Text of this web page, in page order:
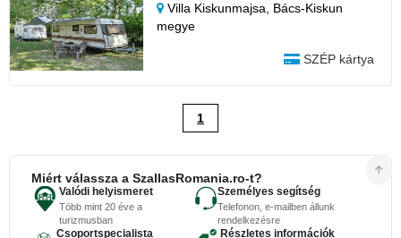
Villa Kiskunmajsa, Bács-Kiskun
megye
SZÉP kártya
1
Miért válassza a SzallasRomania.ro-t?
Valódi helyismeret
Több mint 20 éve a
turizmusban
Személyes segítség
Telefonon, e-mailben állunk
rendelkezésre
Csoportspecialista Részletes információk